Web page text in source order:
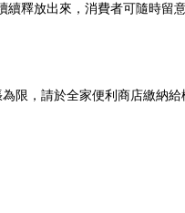
釋放出來，消費者可隨時留
限，請於全家便利商店繳納給